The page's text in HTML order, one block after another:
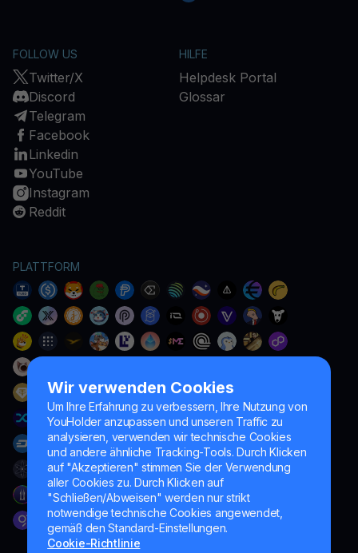
Wir verwenden Cookies
Um Ihre Erfahrung zu verbessern, Ihre Nutzung von
YouHolder anzupassen und unseren Traffic zu
analysieren, verwenden wir technische Cookies
und andere ähnliche Tracking-Tools. Durch Klicken
auf "Akzeptieren" stimmen Sie der Verwendung
aller Cookies zu. Durch Klicken auf
"Schließen/Abweisen" werden nur strikt
notwendige technische Cookies angewendet,
gemäß den Standard-Einstellungen.
Cookie-Richtlinie
FOLLOW US
Twitter/X
Discord
Telegram
Facebook
Linkedin
YouTube
Instagram
Reddit
HILFE
Helpdesk Portal
Glossar
PLATTFORM